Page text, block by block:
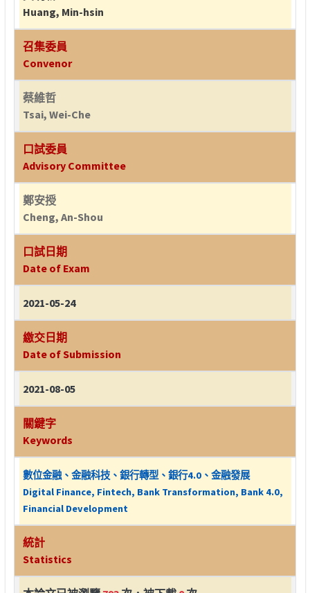
Huang, Min-hsin
召集委員
Convenor
蔡維哲
Tsai, Wei-Che
口試委員
Advisory Committee
鄭安授
Cheng, An-Shou
口試日期
Date of Exam
2021-05-24
繳交日期
Date of Submission
2021-08-05
關鍵字
Keywords
數位金融、金融科技、銀行轉型、銀行4.0、金融發展
Digital Finance, Fintech, Bank Transformation, Bank 4.0,
Financial Development
統計
Statistics